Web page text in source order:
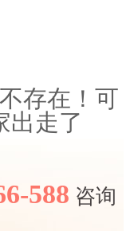
存在！可
出走了
588 咨询